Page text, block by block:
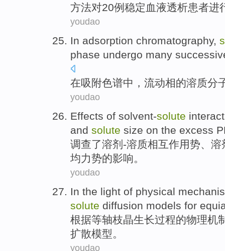
方法对20例 稳定 血液透析患者进
youdao
In adsorption chromatography,
phase undergo many
在吸附色谱中， 流动相的溶质分
youdao
Effects of solvent-solute
and solute size on the excess
调查了溶剂 -溶质相互作用势、溶
均力势的影响。
youdao
In the light of physical
solute diffusion models for
根据等轴枝晶生长过程的物理机
扩散模型。
youdao